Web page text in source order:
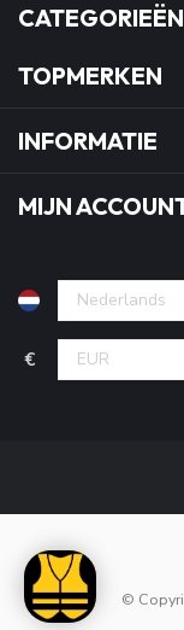
CATEGORIEËN
TOPMERKEN
INFORMATIE
MIJN
€
©